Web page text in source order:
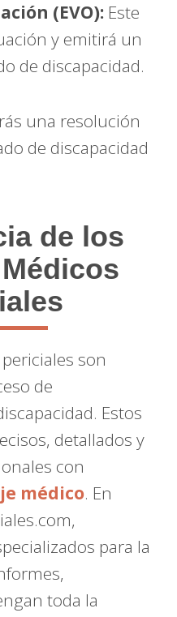
(EVO): Este
y emitirá un
de discapacidad.
una resolución
de discapacidad
de los
son
de
Estos
detallados y
con
médico. En
para la
toda la